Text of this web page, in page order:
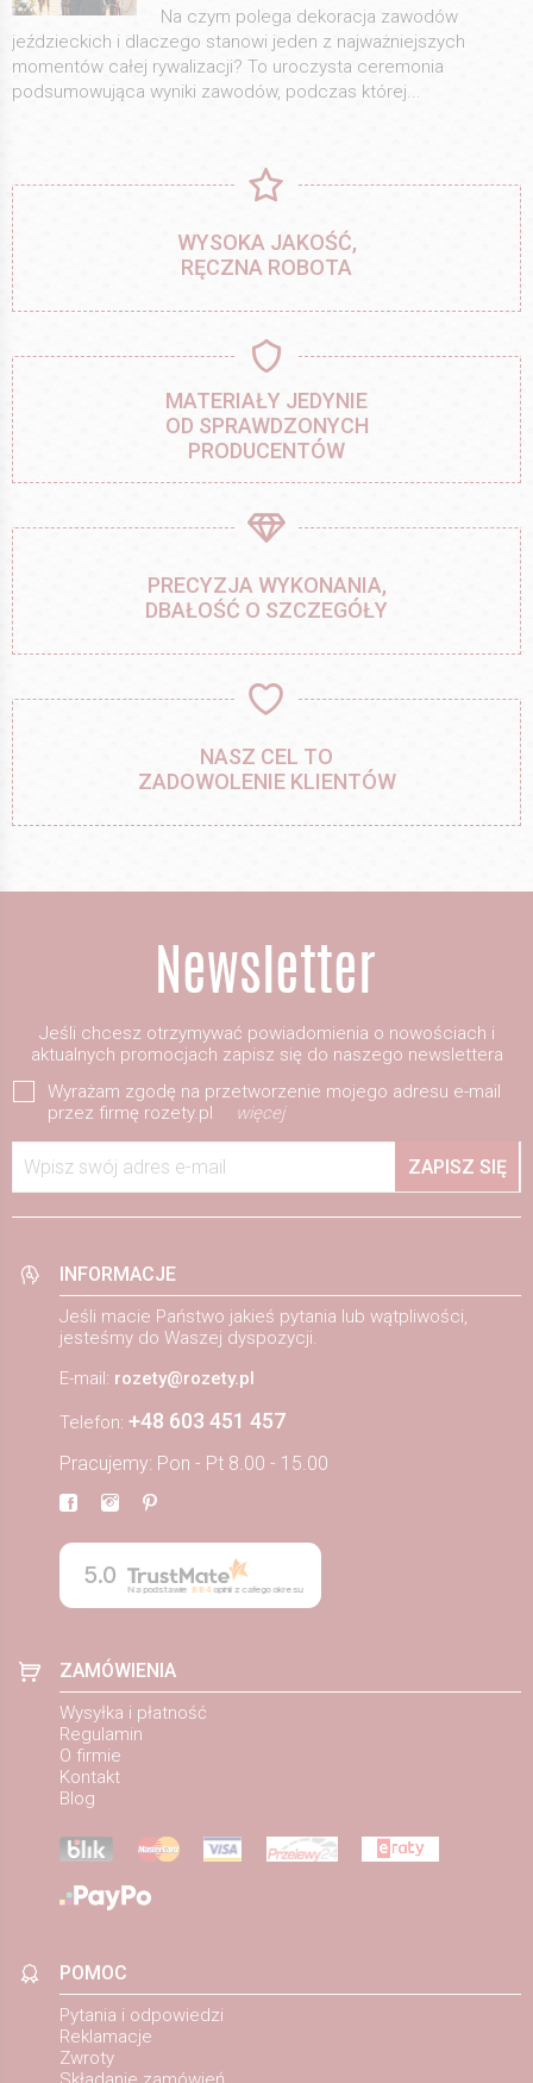
Na czym polega dekoracja zawodów
jeździeckich i dlaczego stanowi jeden z najważniejszych
momentów całej rywalizacji? To uroczysta ceremonia
podsumowująca wyniki zawodów, podczas której...
WYSOKA JAKOŚĆ,
RĘCZNA ROBOTA
MATERIAŁY JEDYNIE
OD SPRAWDZONYCH
PRODUCENTÓW
PRECYZJA WYKONANIA,
DBAŁOŚĆ O SZCZEGÓŁY
NASZ CEL TO
ZADOWOLENIE KLIENTÓW
Jeśli chcesz otrzymywać powiadomienia o nowościach i
aktualnych promocjach zapisz się do naszego newslettera
Wyrażam zgodę na przetworzenie mojego adresu e-mail
przez firmę rozety.pl
więcej
Wpisz swój adres e-mail ZAPISZ SIĘ
INFORMACJE
Jeśli macie Państwo jakieś pytania lub wątpliwości,
jesteśmy do Waszej dyspozycji.
E-mail: rozety@rozety.pl
Telefon: +48 603 451 457
Pracujemy: Pon - Pt 8.00 - 15.00
5.0
Na podstawie 884opinii z całego okresu
ZAMÓWIENIA
Wysyłka i płatność
Regulamin
O firmie
Kontakt
Blog
POMOC
Pytania i odpowiedzi
Reklamacje
Zwroty